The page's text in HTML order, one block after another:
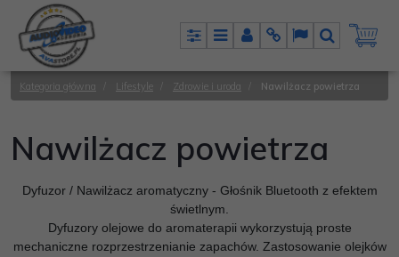
PanelMenuPanel
InfoLangSzukaj
Kategoria główna Lifestyle Zdrowie i uroda Nawilżacz powietrza
Nawilżacz powietrza
Dyfuzor / Nawilżacz aromatyczny - Głośnik Bluetooth z efektem
świetlnym.
Dyfuzory olejowe do aromaterapii wykorzystują proste
mechaniczne rozprzestrzenianie zapachów. Zastosowanie olejków